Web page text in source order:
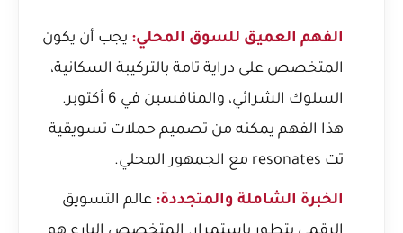
الفهم العميق للسوق المحلي: يجب أن يكون
المتخصص على دراية تامة بالتركيبة السكانية،
السلوك الشرائي، والمنافسين في 6 أكتوبر.
هذا الفهم يمكنه من تصميم حملات تسويقية
تت resonates مع الجمهور المحلي.
الخبرة الشاملة والمتجددة: عالم التسويق